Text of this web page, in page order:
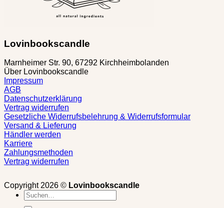
Lovinbookscandle
Marnheimer Str. 90, 67292 Kirchheimbolanden
Über Lovinbookscandle
Impressum
AGB
Datenschutzerklärung
Vertrag widerrufen
Gesetzliche Widerrufsbelehrung & Widerrufsformular
Versand & Lieferung
Händler werden
Karriere
Zahlungsmethoden
Vertrag widerrufen
Copyright 2026 © Lovinbookscandle
Suchen
nach: